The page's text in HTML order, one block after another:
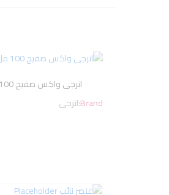
انرجى واكس صفيح 100 مل
Brand:انرجى